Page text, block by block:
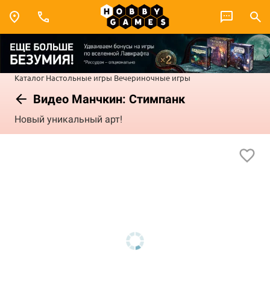
Каталог Настольные игры Вечериночные игры
Видео Манчкин: Стимпанк
Новый уникальный арт!